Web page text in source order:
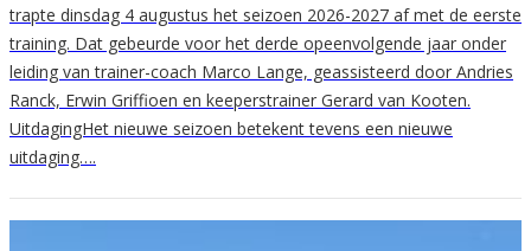
trapte dinsdag 4 augustus het seizoen 2026-2027 af met de eerste
training. Dat gebeurde voor het derde opeenvolgende jaar onder
leiding van trainer-coach Marco Lange, geassisteerd door Andries
Ranck, Erwin Griffioen en keeperstrainer Gerard van Kooten.
UitdagingHet nieuwe seizoen betekent tevens een nieuwe
uitdaging….